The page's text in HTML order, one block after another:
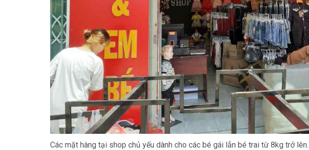
Các mặt hàng tại shop chủ yếu dành cho các bé gái lẫn bé trai từ 8kg trở